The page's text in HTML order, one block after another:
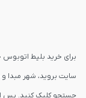
سایت بروید، شهر مبدا و
جستجو کلیک کنید. پس